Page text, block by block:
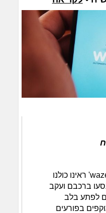
לאן עלולה להוביל טעות ב'waze' ראינו כולנו
ברכבם ועקב
לפתע בלב
בפורעים